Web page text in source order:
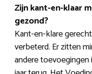
Zijn kant-en-klaar
gezond?
Kant-en-klare
verbeterd. Er zitten
andere